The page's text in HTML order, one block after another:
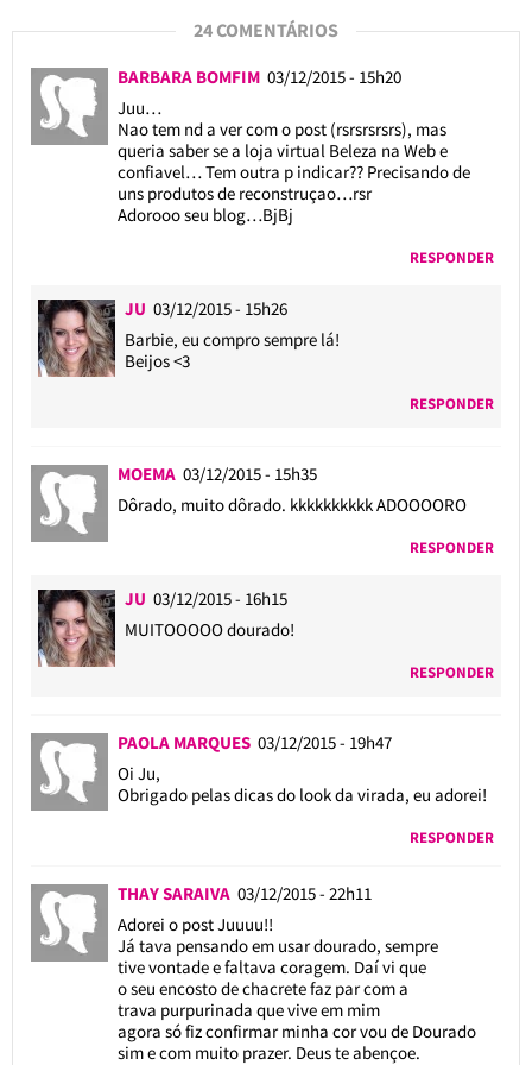
24 COMENTÁRIOS
BARBARA BOMFIM 03/12/2015 - 15h20
Juu…
Nao tem nd a ver com o post (rsrsrsrsrs), mas
queria saber se a loja virtual Beleza na Web e
confiavel… Tem outra p indicar?? Precisando de
uns produtos de reconstruçao…rsr
Adorooo seu blog…BjBj
RESPONDER
JU 03/12/2015 - 15h26
Barbie, eu compro sempre lá!
Beijos <3
RESPONDER
MOEMA 03/12/2015 - 15h35
Dôrado, muito dôrado. kkkkkkkkkk ADOOOORO
RESPONDER
JU 03/12/2015 - 16h15
MUITOOOOO dourado!
RESPONDER
PAOLA MARQUES 03/12/2015 - 19h47
Oi Ju,
Obrigado pelas dicas do look da virada, eu adorei!
RESPONDER
THAY SARAIVA 03/12/2015 - 22h11
Adorei o post Juuuu!!
Já tava pensando em usar dourado, sempre
tive vontade e faltava coragem. Daí vi que
o seu encosto de chacrete faz par com a
trava purpurinada que vive em mim
agora só fiz confirmar minha cor vou de Dourado
sim e com muito prazer. Deus te abençoe.